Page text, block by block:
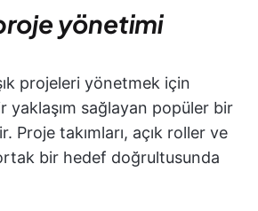
yönetimi
projeleri yönetmek için
yaklaşım sağlayan popüler bir
Proje takımları, açık roller ve
bir hedef doğrultusunda